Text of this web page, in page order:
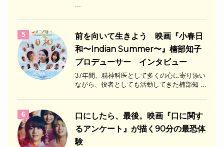
5
前を向いて生きよう 映画『小春日
和〜Indian Summer〜』楠部知子
プロデューサー インタビュー
37年間、精神科医として多くの心に寄り添い
ながら、役者としても活動してきた楠部知 ...
6
口にしたら、最後。映画『口に関す
るアンケート』が描く90分の最恐体
験